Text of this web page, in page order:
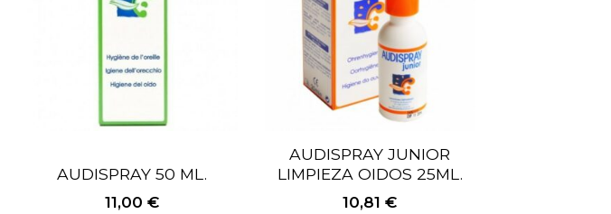
AUDISPRAY 50 ML.
11,00€
AUDISPRAY JUNIOR
LIMPIEZA OIDOS 25ML.
10,81€